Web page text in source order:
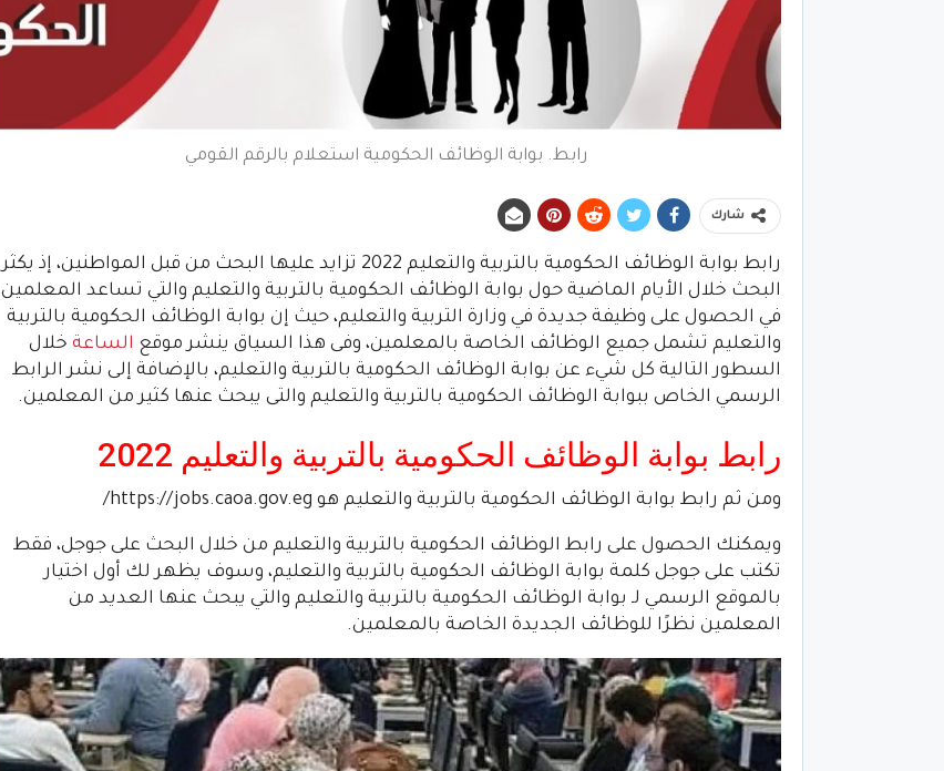
رابط. بوابة الوظائف الحكومية استعلام بالرقم القومي
شارك
رابط بوابة الوظائف الحكومية بالتربية والتعليم 2022 تزايد عليها البحث من قبل المواطنين، إذ يكثر
البحث خلال الأيام الماضية حول بوابة الوظائف الحكومية بالتربية والتعليم والتي تساعد المعلمين
في الحصول على وظيفة جديدة في وزارة التربية والتعليم، حيث إن بوابة الوظائف الحكومية بالتربية
والتعليم تشمل جميع الوظائف الخاصة بالمعلمين، وفى هذا السياق ينشر موقع الساعة خلال
السطور التالية كل شيء عن بوابة الوظائف الحكومية بالتربية والتعليم، بالإضافة إلى نشر الرابط
الرسمي الخاص ببوابة الوظائف الحكومية بالتربية والتعليم والتى يبحث عنها كثير من المعلمين.
رابط بوابة الوظائف الحكومية بالتربية والتعليم 2022
ومن ثم رابط بوابة الوظائف الحكومية بالتربية والتعليم هو https://jobs.caoa.gov.eg/
ويمكنك الحصول على رابط الوظائف الحكومية بالتربية والتعليم من خلال البحث على جوجل، فقط
تكتب على جوجل كلمة بوابة الوظائف الحكومية بالتربية والتعليم، وسوف يظهر لك أول اختيار
بالموقع الرسمي لـ بوابة الوظائف الحكومية بالتربية والتعليم والتي يبحث عنها العديد من
المعلمين نظرًا للوظائف الجديدة الخاصة بالمعلمين.